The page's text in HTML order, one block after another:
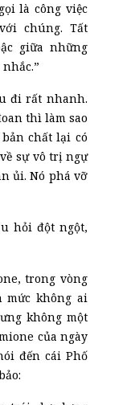
là công việc
chúng. Tất
giữa những
đi rất nhanh.
thì làm sao
chất lại có
sự vô trị ngự
ủi. Nó phá vỡ
hỏi đột ngột,
trong vòng
mức không ai
không một
của ngày
đến cái Phố